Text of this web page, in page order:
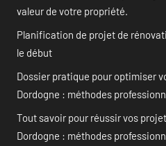
valeur de votre propriété.
Planification de projet de
le début
Dossier pratique pour optimiser
Dordogne : méthodes
Tout savoir pour réussir vos
Dordogne : méthodes